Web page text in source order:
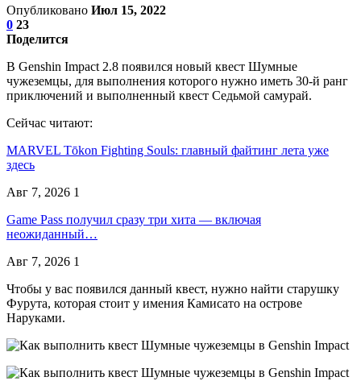
Опубликовано Июл 15, 2022
0 23
Поделится
В Genshin Impact 2.8 появился новый квест Шумные
чужеземцы, для выполнения которого нужно иметь 30-й ранг
приключений и выполненный квест Седьмой самурай.
Сейчас читают:
MARVEL Tōkon Fighting Souls: главный файтинг лета уже
здесь
Авг 7, 2026 1
Game Pass получил сразу три хита — включая
неожиданный…
Авг 7, 2026 1
Чтобы у вас появился данный квест, нужно найти старушку
Фурута, которая стоит у имения Камисато на острове
Наруками.